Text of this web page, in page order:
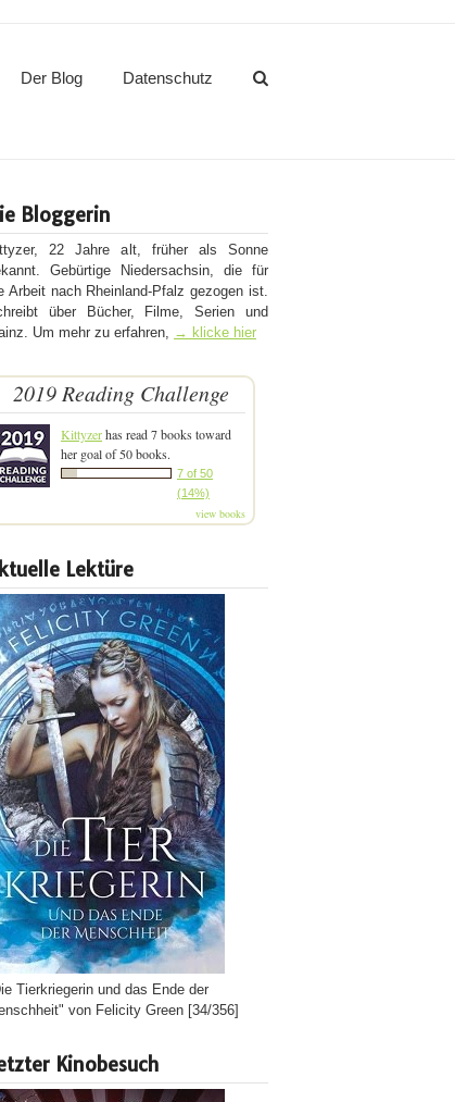
Der Blog Datenschutz
Bloggerin
22 Jahre alt, früher als Sonne
Gebürtige Niedersachsin, die für
Arbeit nach Rheinland-Pfalz gezogen ist.
über Bücher, Filme, Serien und
Um mehr zu erfahren, → klicke hier
2019 Reading Challenge
Kittyzerhas read 7 books toward
her goal of 50 books.
7 of 50
(14%)
view books
Lektüre
Tierkriegerin und das Ende der
von Felicity Green [34/356]
Kinobesuch